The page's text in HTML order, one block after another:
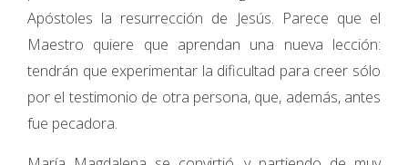
Apóstoles la resurrección de Jesús. Parece que el
Maestro quiere que aprendan una nueva lección:
tendrán que experimentar la dificultad para creer sólo
por el testimonio de otra persona, que, además, antes
fue pecadora.